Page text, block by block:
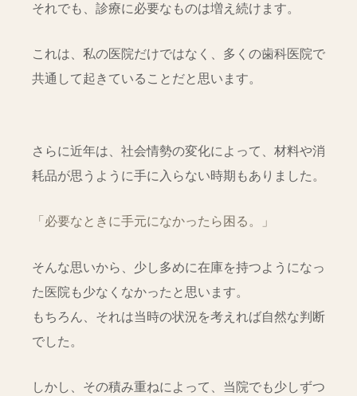
それでも、診療に必要なものは増え続けます。
これは、私の医院だけではなく、多くの歯科医院で
共通して起きていることだと思います。
さらに近年は、社会情勢の変化によって、材料や消
耗品が思うように手に入らない時期もありました。
「必要なときに手元になかったら困る。」
そんな思いから、少し多めに在庫を持つようになっ
た医院も少なくなかったと思います。
もちろん、それは当時の状況を考えれば自然な判断
でした。
しかし、その積み重ねによって、当院でも少しずつ